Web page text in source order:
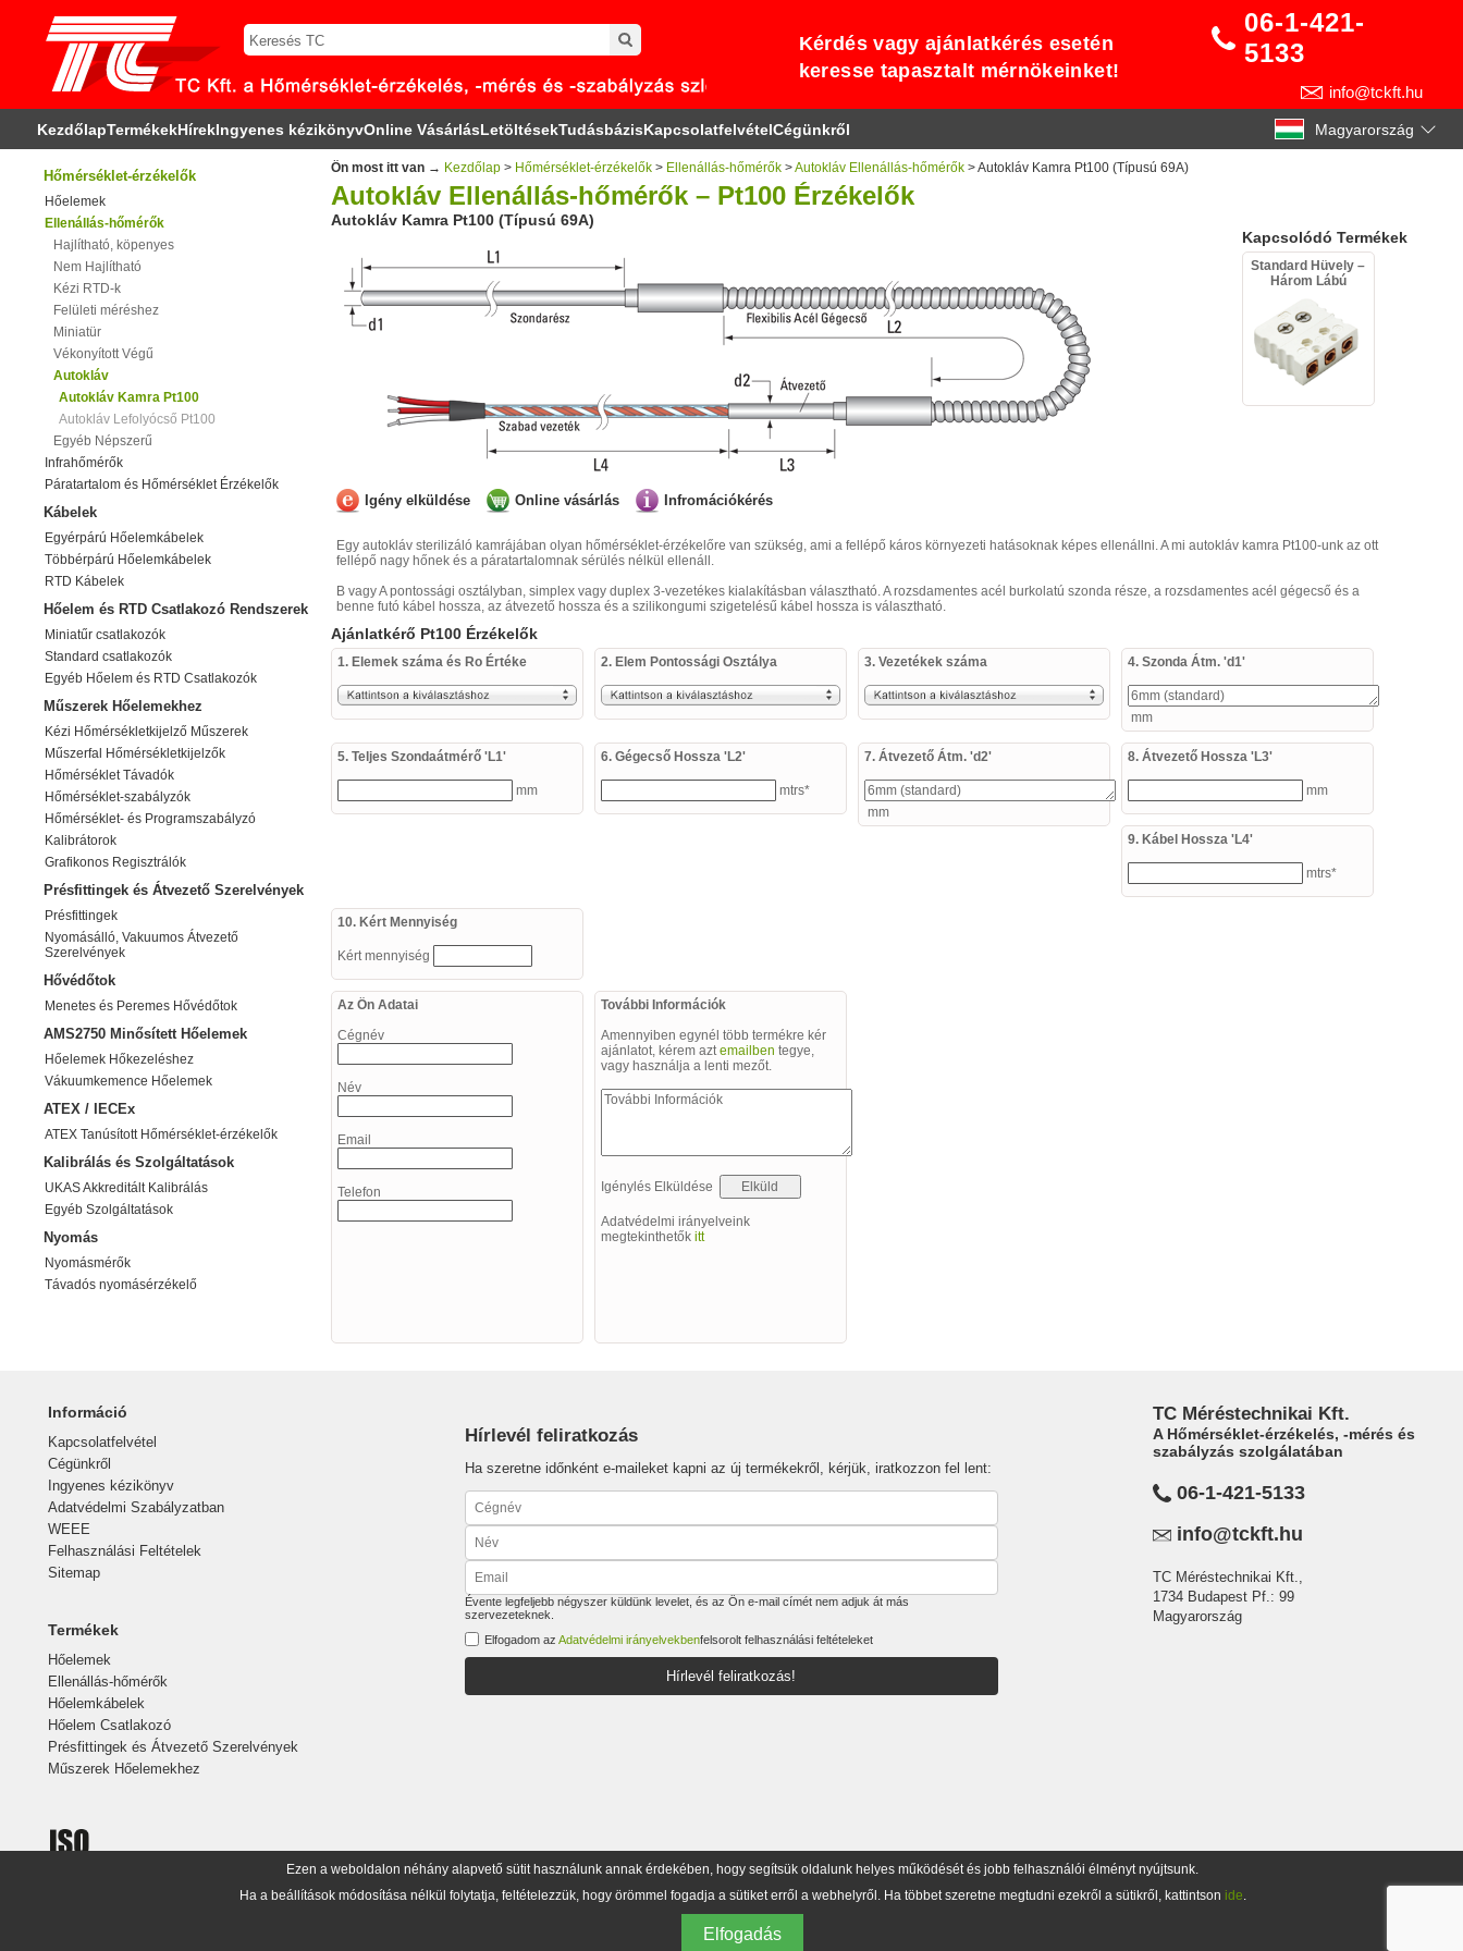
Kérdés vagy ajánlatkérés esetén
keresse tapasztalt mérnökeinket!
06-1-421-
5133
info@tckft.hu
KezdőlapTermékekHírekIngyenes kézikönyvOnline VásárlásLetöltésekTudásbázisKapcsolatfelvételCégünkről Magyarország
Hőmérséklet-érzékelők
Hőelemek
Ellenállás-hőmérők
Hajlítható, köpenyes
Nem Hajlítható
Kézi RTD-k
Felületi méréshez
Miniatür
Vékonyított Végű
Autokláv
Autokláv Kamra Pt100
Autokláv Lefolyócső Pt100
Egyéb Népszerű
Infrahőmérők
Páratartalom és Hőmérséklet Érzékelők
Kábelek
Egyérpárú Hőelemkábelek
Többérpárú Hőelemkábelek
RTD Kábelek
Hőelem és RTD Csatlakozó Rendszerek
Miniatűr csatlakozók
Standard csatlakozók
Egyéb Hőelem és RTD Csatlakozók
Műszerek Hőelemekhez
Kézi Hőmérsékletkijelző Műszerek
Műszerfal Hőmérsékletkijelzők
Hőmérséklet Távadók
Hőmérséklet-szabályzók
Hőmérséklet- és Programszabályzó
Kalibrátorok
Grafikonos Regisztrálók
Présfittingek és Átvezető Szerelvények
Présfittingek
Nyomásálló, Vakuumos Átvezető
Szerelvények
Hővédőtok
Menetes és Peremes Hővédőtok
AMS2750 Minősített Hőelemek
Hőelemek Hőkezeléshez
Vákuumkemence Hőelemek
ATEX / IECEx
ATEX Tanúsított Hőmérséklet-érzékelők
Kalibrálás és Szolgáltatások
UKAS Akkreditált Kalibrálás
Egyéb Szolgáltatások
Nyomás
Nyomásmérők
Távadós nyomásérzékelő
Ön most itt van → Kezdőlap> Hőmérséklet-érzékelők> Ellenállás-hőmérők>Autokláv Ellenállás-hőmérők> Autokláv Kamra Pt100 (Típusú 69A)
Autokláv Ellenállás-hőmérők – Pt100 Érzékelők
Autokláv Kamra Pt100 (Típusú 69A)
Igény elküldése Online vásárlás Infromációkérés
Kapcsolódó Termékek
Standard Hüvely –
Három Lábú
Egy autokláv sterilizáló kamrájában olyan hőmérséklet-érzékelőre van szükség, ami a fellépő káros környezeti hatásoknak képes ellenállni. A mi autokláv kamra Pt100-unk az ott
fellépő nagy hőnek és a páratartalomnak sérülés nélkül ellenáll.
B vagy A pontossági osztályban, simplex vagy duplex 3-vezetékes kialakításban választható. A rozsdamentes acél burkolatú szonda része, a rozsdamentes acél gégecső és a
benne futó kábel hossza, az átvezető hossza és a szilikongumi szigetelésű kábel hossza is választható.
Ajánlatkérő Pt100 Érzékelők
1. Elemek száma és Ro Értéke 2. Elem Pontossági Osztálya 3. Vezetékek száma 4. Szonda Átm. 'd1'
mm
5. Teljes Szondaátmérő 'L1'
mm
6. Gégecső Hossza 'L2'
mtrs*
7. Átvezető Átm. 'd2'
mm
8. Átvezető Hossza 'L3'
mm
9. Kábel Hossza 'L4'
mtrs*
10. Kért Mennyiség
Kért mennyiség
Az Ön Adatai
Cégnév
Név
Email
Telefon
További Információk
Amennyiben egynél több termékre kér
ajánlatot, kérem aztemailben tegye,
vagy használja a lenti mezőt.
Igénylés Elküldése
Adatvédelmi irányelveink
megtekinthetők itt
Információ
Kapcsolatfelvétel
Cégünkről
Ingyenes kézikönyv
Adatvédelmi Szabályzatban
WEEE
Felhasználási Feltételek
Sitemap
Termékek
Hőelemek
Ellenállás-hőmérők
Hőelemkábelek
Hőelem Csatlakozó
Présfittingek és Átvezető Szerelvények
Műszerek Hőelemekhez
Hírlevél feliratkozás
Ha szeretne időnként e-maileket kapni az új termékekről, kérjük, iratkozzon fel lent:
Évente legfeljebb négyszer küldünk levelet, és az Ön e-mail címét nem adjuk át más
szervezeteknek.
Elfogadom az Adatvédelmi irányelvekbenfelsorolt felhasználási feltételeket
Hírlevél feliratkozás!
TC Méréstechnikai Kft.
A Hőmérséklet-érzékelés, -mérés és
szabályzás szolgálatában
06-1-421-5133
info@tckft.hu
TC Méréstechnikai Kft.,
1734 Budapest Pf.: 99
Magyarország
2026 TC Méréstechnikai Kft.
Ezen a weboldalon néhány alapvető sütit használunk annak érdekében, hogy segítsük oldalunk helyes működését és jobb felhasználói élményt nyújtsunk.
Ha a beállítások módosítása nélkül folytatja, feltételezzük, hogy örömmel fogadja a sütiket erről a webhelyről. Ha többet szeretne megtudni ezekről a sütikről, kattintson ide.
Elfogadás